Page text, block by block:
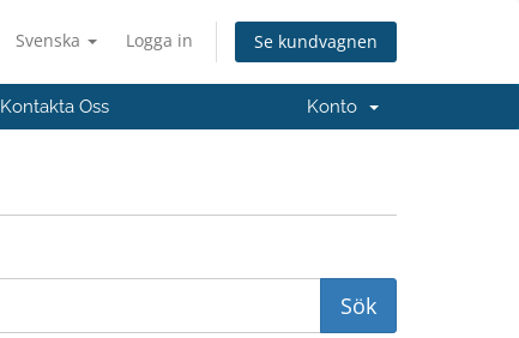
Svenska Logga in Se kundvagnen
Kontakta Oss Konto